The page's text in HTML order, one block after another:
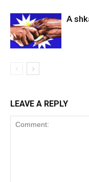
A
LEAVE A REPLY